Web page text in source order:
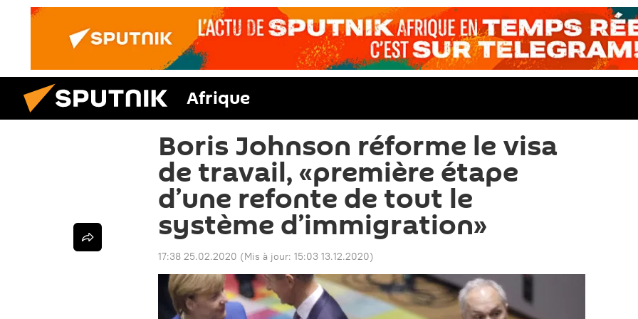
Afrique
Boris Johnson réforme le visa
de travail, «première étape
d’une refonte de tout le
système d’immigration»
17:38 25.02.2020 (Mis à jour: 15:03 13.12.2020)